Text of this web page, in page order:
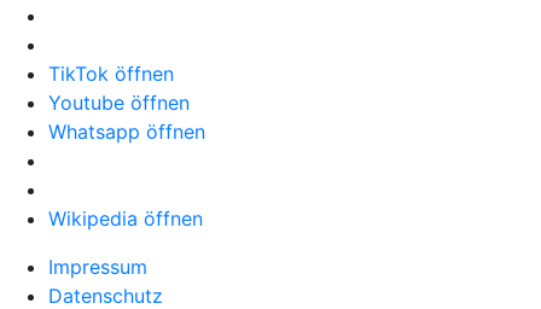
TikTok öffnen
Youtube öffnen
Whatsapp öffnen
Wikipedia öffnen
Impressum
Datenschutz